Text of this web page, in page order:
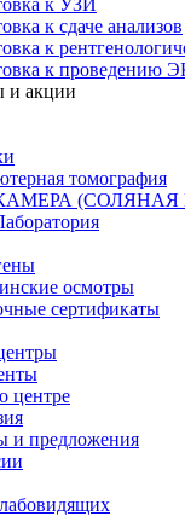
к УЗИ
к сдаче анализов
к
к проведению
и акции
томография
(СОЛЯНАЯ
осмотры
сертификаты
центре
и предложения